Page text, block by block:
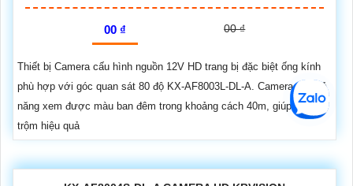
00 ₫ 00 ₫
Thiết bị Camera cấu hình nguồn 12V HD trang bị đặc biệt ống kính
phù hợp với góc quan sát 80 độ KX-AF8003L-DL-A. Camera có khả
năng xem được màu ban đêm trong khoảng cách 40m, giúp chống
trộm hiệu quả